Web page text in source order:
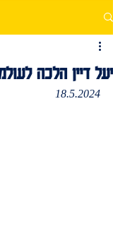
יעל דיין הלכה
18.5.2024